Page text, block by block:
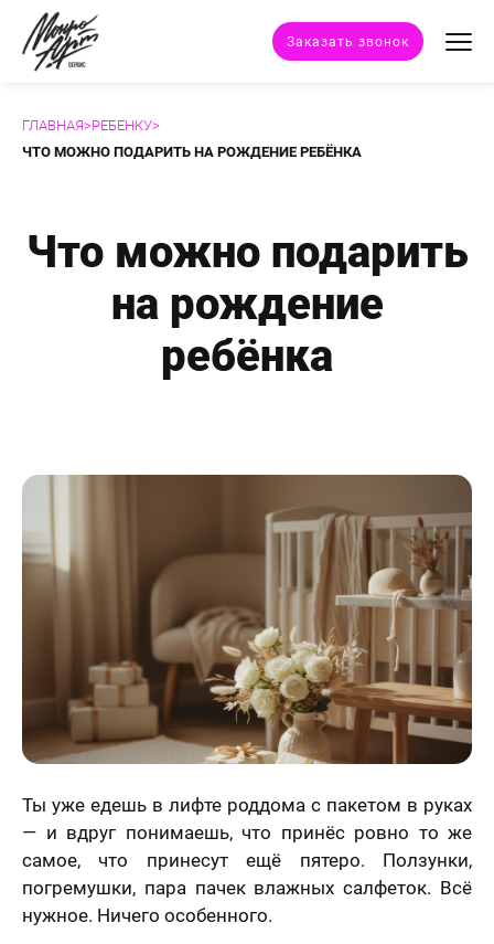
Заказать звонок
Дополнительные услуги
Статьи
ГЛАВНАЯ>РЕБЕНКУ>
ЧТО МОЖНО ПОДАРИТЬ НА РОЖДЕНИЕ РЕБЁНКА
Что можно подарить
на рождение
ребёнка
Ты уже едешь в лифте роддома с пакетом в руках
— и вдруг понимаешь, что принёс ровно то же
самое, что принесут ещё пятеро. Ползунки,
погремушки, пара пачек влажных салфеток. Всё
нужное. Ничего особенного.